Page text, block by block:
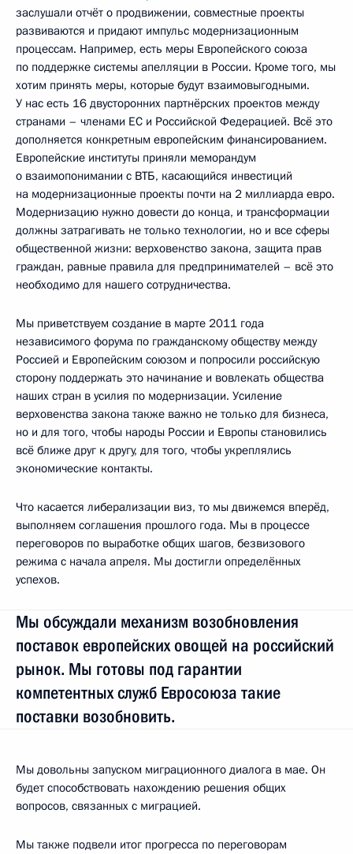
заслушали отчёт о продвижении, совместные проекты
развиваются и придают импульс модернизационным
процессам. Например, есть меры Европейского союза
по поддержке системы апелляции в России. Кроме того, мы
хотим принять меры, которые будут взаимовыгодными.
У нас есть 16 двусторонних партнёрских проектов между
странами – членами ЕС и Российской Федерацией. Всё это
дополняется конкретным европейским финансированием.
Европейские институты приняли меморандум
о взаимопонимании с ВТБ, касающийся инвестиций
на модернизационные проекты почти на 2 миллиарда евро.
Модернизацию нужно довести до конца, и трансформации
должны затрагивать не только технологии, но и все сферы
общественной жизни: верховенство закона, защита прав
граждан, равные правила для предпринимателей – всё это
необходимо для нашего сотрудничества.
Мы приветствуем создание в марте 2011 года
независимого форума по гражданскому обществу между
Россией и Европейским союзом и попросили российскую
сторону поддержать это начинание и вовлекать общества
наших стран в усилия по модернизации. Усиление
верховенства закона также важно не только для бизнеса,
но и для того, чтобы народы России и Европы становились
всё ближе друг к другу, для того, чтобы укреплялись
экономические контакты.
Что касается либерализации виз, то мы движемся вперёд,
выполняем соглашения прошлого года. Мы в процессе
переговоров по выработке общих шагов, безвизового
режима с начала апреля. Мы достигли определённых
успехов.
Мы обсуждали механизм возобновления
поставок европейских овощей на российский
рынок. Мы готовы под гарантии
компетентных служб Евросоюза такие
поставки возобновить.
Мы довольны запуском миграционного диалога в мае. Он
будет способствовать нахождению решения общих
вопросов, связанных с миграцией.
Мы также подвели итог прогресса по переговорам